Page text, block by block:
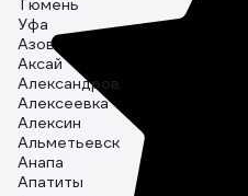
Тюмень
Уфа
Азов
Аксай
Александров
Алексеевка
Алексин
Альметьевск
Анапа
Апатиты